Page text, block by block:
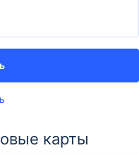
карты